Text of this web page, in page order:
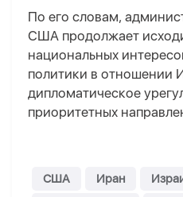
По его словам,
США продолжает
национальных
политики в отношении
дипломатическое
приоритетных
США Иран